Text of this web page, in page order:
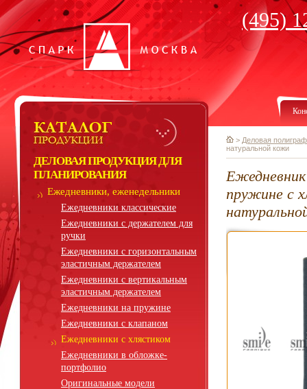
(495)
ДЕЛОВАЯ ПРОДУКЦИЯ ДЛЯ
ПЛАНИРОВАНИЯ
Ежедневники, еженедельники
Ежедневники классические
Ежедневники с держателем для
ручки
Ежедневники с горизонтальным
эластичным держателем
Ежедневники с вертикальным
эластичным держателем
Ежедневники на пружине
Ежедневники с клапаном
Ежедневники с хлястиком
Ежедневники в обложке-
портфолио
Оригинальные модели
> Деловая
натуральной кожи
пружине с